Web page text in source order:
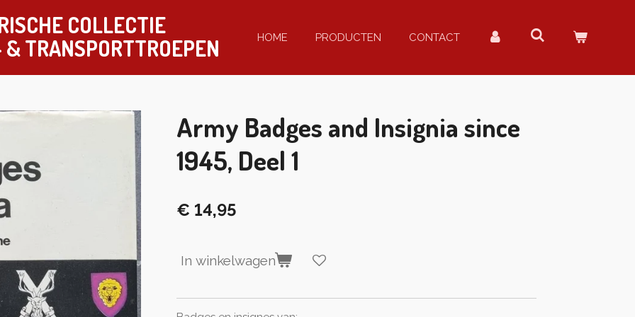
COLLECTIE
& TRANSPORTTROEPEN HOME PRODUCTEN CONTACT
Army Badges and Insignia since
1945, Deel 1
€ 14,95
In winkelwagen